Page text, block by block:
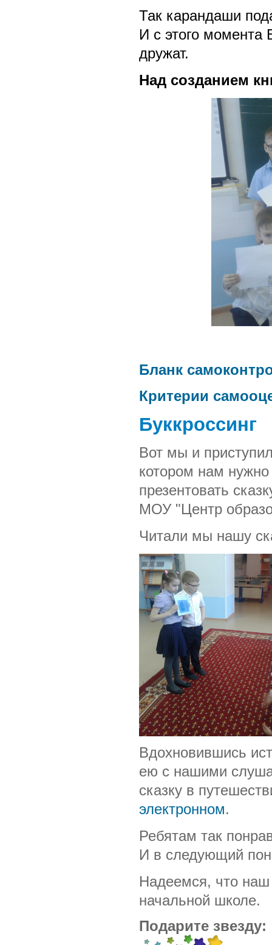
Так карандаши
И с этого момента
дружат.
Над созданием
Бланк
Критерии
Буккроссинг
Вот мы и
котором нам
презентовать
МОУ "Центр
Читали мы нашу
Вдохновившись
ею с нашими
сказку в
электронном.
Ребятам так
И в следующий
Надеемся, что наш
начальной школе.
Подарите звезду: